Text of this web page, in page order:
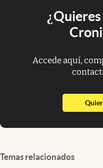
Accede aquí,
Temas relacionados